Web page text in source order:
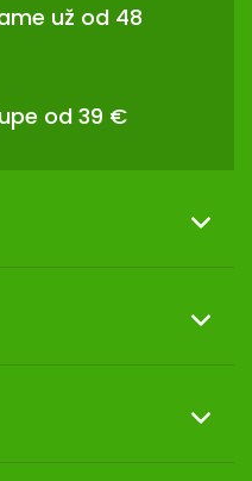
už od 48
od 39 €